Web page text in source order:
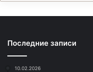
Последние записи
10.02.2026